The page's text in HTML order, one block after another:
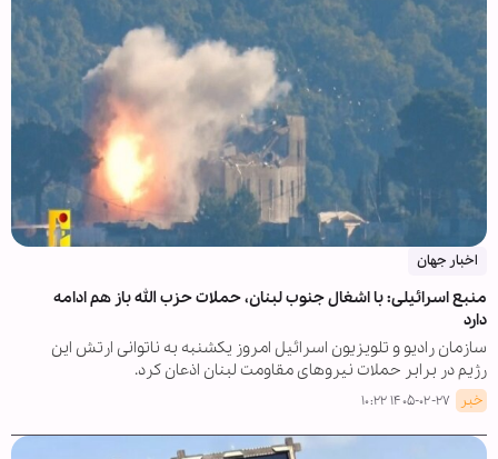
اخبار جهان
منبع اسرائیلی: با اشغال جنوب لبنان، حملات حزب الله باز هم ادامه
دارد
سازمان رادیو و تلویزیون اسرائیل امروز یکشنبه به ناتوانی ارتش این
رژیم در برابر حملات نیروهای مقاومت لبنان اذعان کرد.
خبر ۱۴۰۵-۰۲-۲۷ ۱۰:۲۲